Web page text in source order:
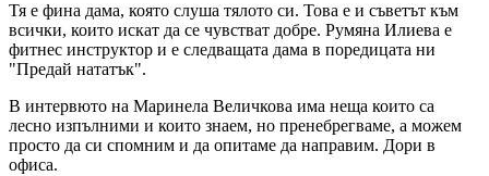
Тя е фина дама, която слуша тялото си. Това е и съветът към
всички, които искат да се чувстват добре. Румяна Илиева е
фитнес инструктор и е следващата дама в поредицата ни
"Предай нататък".
В интервюто на Маринела Величкова има неща които са
лесно изпълними и които знаем, но пренебрегваме, а можем
просто да си спомним и да опитаме да направим. Дори в
офиса.